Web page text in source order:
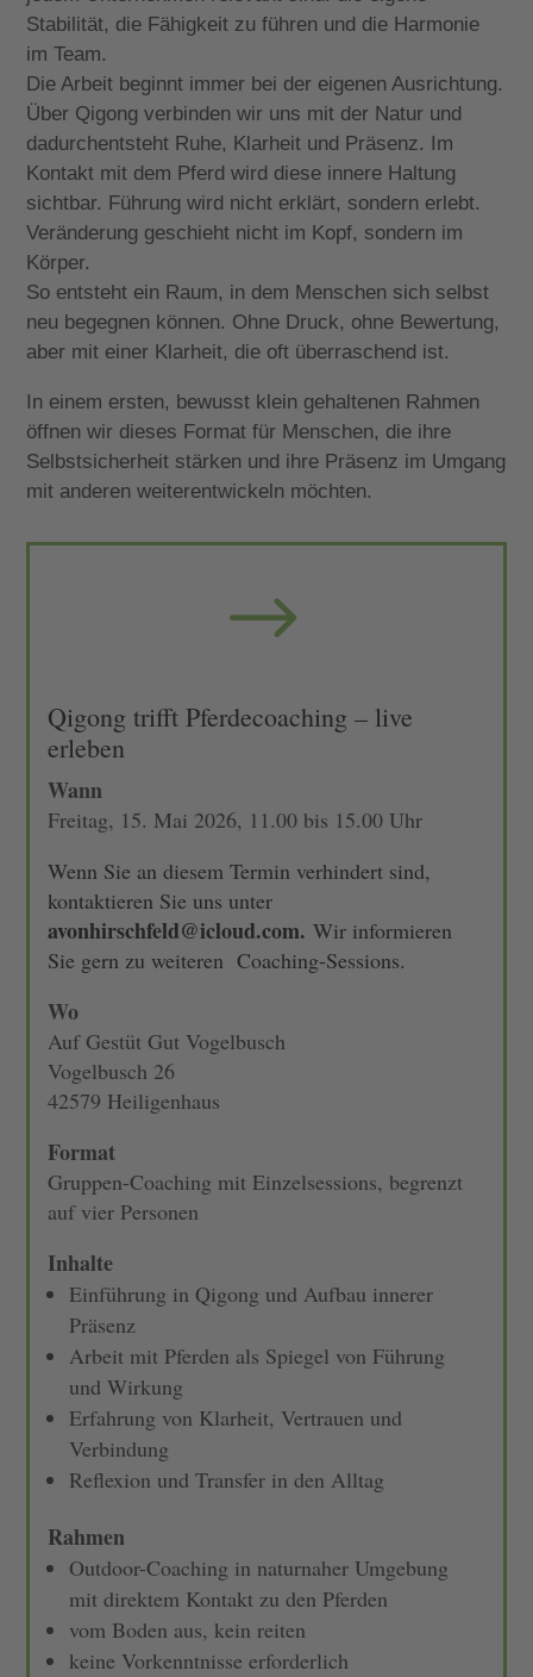
Stabilität, die Fähigkeit zu führen und die Harmonie
im Team.
Die Arbeit beginnt immer bei der eigenen Ausrichtung.
Über Qigong verbinden wir uns mit der Natur und
dadurchentsteht Ruhe, Klarheit und Präsenz. Im
Kontakt mit dem Pferd wird diese innere Haltung
sichtbar. Führung wird nicht erklärt, sondern erlebt.
Veränderung geschieht nicht im Kopf, sondern im
Körper.
So entsteht ein Raum, in dem Menschen sich selbst
neu begegnen können. Ohne Druck, ohne Bewertung,
aber mit einer Klarheit, die oft überraschend ist.
In einem ersten, bewusst klein gehaltenen Rahmen
öffnen wir dieses Format für Menschen, die ihre
Selbstsicherheit stärken und ihre Präsenz im Umgang
mit anderen weiterentwickeln möchten.
$
Qigong trifft Pferdecoaching – live
erleben
Wann
Freitag, 15. Mai 2026, 11.00 bis 15.00 Uhr
Wenn Sie an diesem Termin verhindert sind,
kontaktieren Sie uns unter
avonhirschfeld@icloud.com.Wir informieren
Sie gern zu weiteren Coaching-Sessions.
Wo
Auf Gestüt Gut Vogelbusch
Vogelbusch 26
42579 Heiligenhaus
Format
Gruppen-Coaching mit Einzelsessions, begrenzt
auf vier Personen
Inhalte
Einführung in Qigong und Aufbau innerer
Präsenz
Arbeit mit Pferden als Spiegel von Führung
und Wirkung
Erfahrung von Klarheit, Vertrauen und
Verbindung
Reflexion und Transfer in den Alltag
Rahmen
Outdoor-Coaching in naturnaher Umgebung
mit direktem Kontakt zu den Pferden
vom Boden aus, kein reiten
keine Vorkenntnisse erforderlich